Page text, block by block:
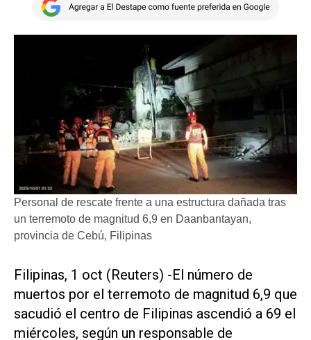
Personal de rescate frente a una estructura dañada tras
un terremoto de magnitud 6,9 en Daanbantayan,
provincia de Cebú, Filipinas
Filipinas, 1 oct (Reuters) -El número de
muertos por el terremoto de magnitud 6,9 que
sacudió el centro de Filipinas ascendió a 69 el
miércoles, según un responsable de